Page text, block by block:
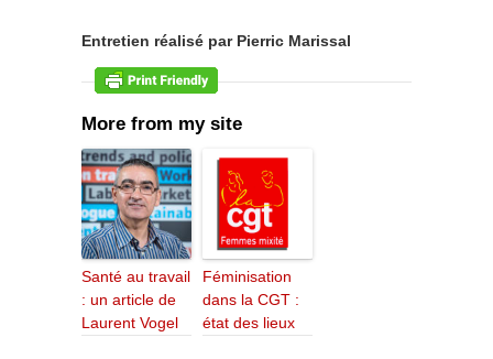
Entretien réalisé par Pierric Marissal
More from my site
Santé au travail
: un article de
Laurent Vogel
Féminisation
dans la CGT :
état des lieux